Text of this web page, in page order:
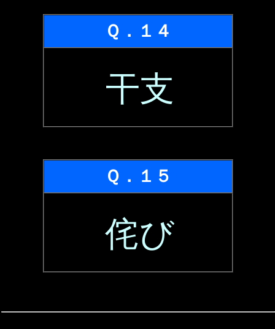
Ｑ．１４
干支
Ｑ．１５
侘び